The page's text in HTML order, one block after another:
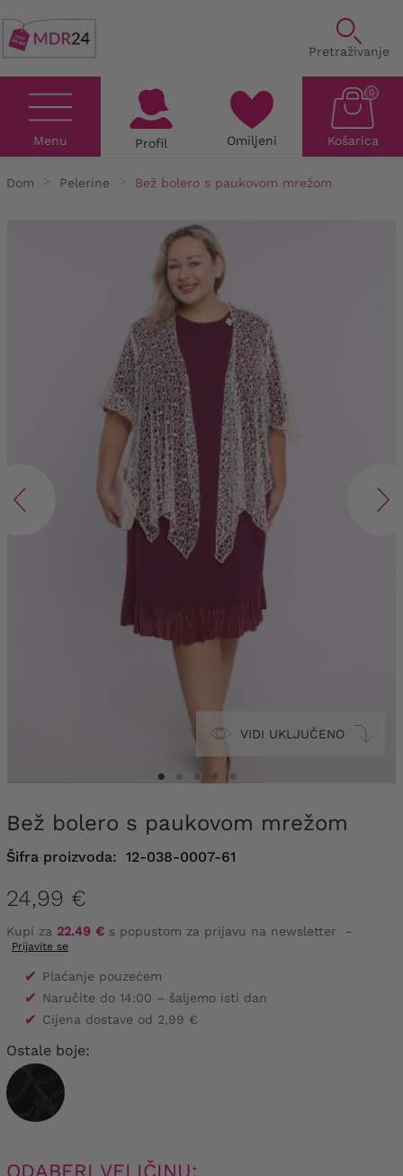
Pretraživanje
Menu Profil Omiljeni Košarica
0
Dom Pelerine Bež bolero s paukovom mrežom
VIDI UKLJUČENO
Bež bolero s paukovom mrežom
Šifra proizvoda: 12-038-0007-61
24,99 €
Kupi za 22.49 € s popustom za prijavu na newsletter -
Prijavite se
✔ Plaćanje pouzećem
✔ Naručite do 14:00 – šaljemo isti dan
✔ Cijena dostave od 2,99 €
Ostale boje:
ODABERI VELIČINU: